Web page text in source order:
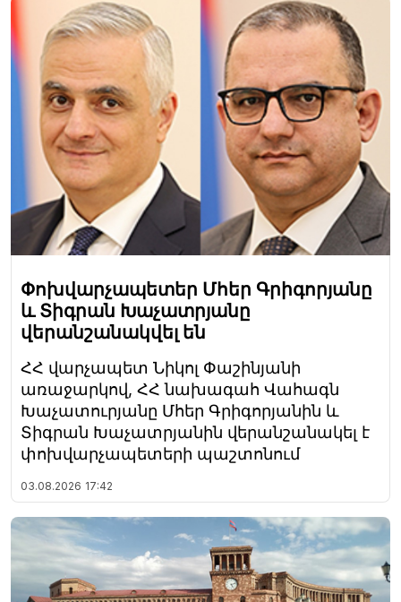
Փոխվարչապետեր Մհեր Գրիգորյանը
և Տիգրան Խաչատրյանը
վերանշանակվել են
ՀՀ վարչապետ Նիկոլ Փաշինյանի
առաջարկով, ՀՀ նախագահ Վահագն
Խաչատուրյանը Մհեր Գրիգորյանին և
Տիգրան Խաչատրյանին վերանշանակել է
փոխվարչապետերի պաշտոնում
03.08.2026 17:42